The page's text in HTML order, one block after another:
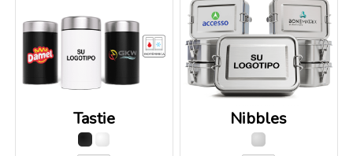
Tastie Nibbles